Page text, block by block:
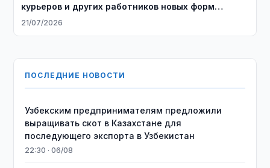
курьеров и других работников новых форм
занятости
21/07/2026
ПОСЛЕДНИЕ НОВОСТИ
Узбекским предпринимателям предложили
выращивать скот в Казахстане для
последующего экспорта в Узбекистан
22:30 · 06/08